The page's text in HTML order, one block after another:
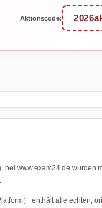
Aktionscode:
www.exam24.de wurden
） enthält alle echten,